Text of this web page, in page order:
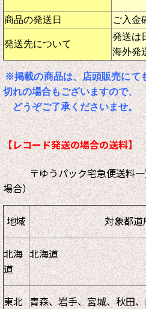
商品の発送日 ご入金
発送先について
発送は
海外発
※掲載の商品は、店頭販売にて
切れの場合もございますので、
どうぞご了承くださいませ。
【レコード発送の場合の送料】
〒ゆうパック宅急便送料一
場合）
地域 対象都道
北海
道
北海道
東北 青森、岩手、宮城、秋田